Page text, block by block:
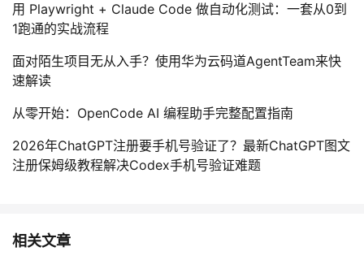
用 Playwright + Claude Code 做自动化测试：一套从0到
1跑通的实战流程
面对陌生项目无从入手？使用华为云码道AgentTeam来快
速解读
从零开始：OpenCode AI 编程助手完整配置指南
2026年ChatGPT注册要手机号验证了？最新ChatGPT图文
注册保姆级教程解决Codex手机号验证难题
相关文章